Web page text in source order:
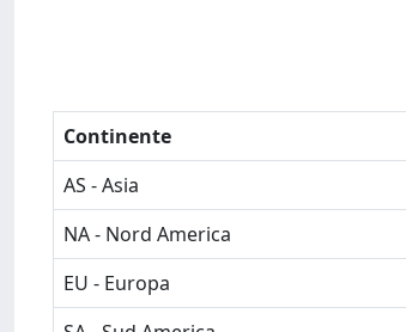
Continente
AS - Asia
NA - Nord America
EU - Europa